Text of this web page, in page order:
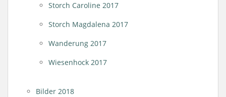
Storch Caroline 2017
Storch Magdalena 2017
Wanderung 2017
Wiesenhock 2017
Bilder 2018